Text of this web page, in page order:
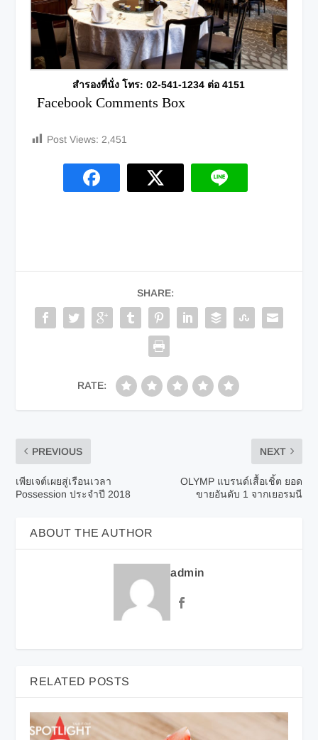
สำรองที่นั่ง โทร: 02-541-1234 ต่อ 4151
Facebook Comments Box
Post Views: 2,451
SHARE:
RATE:
PREVIOUS
เพียเจต์เผยสู่เรือนเวลา
Possession ประจำปี 2018
NEXT
OLYMP แบรนด์เสื้อเชิ้ต ยอด
ขายอันดับ 1 จากเยอรมนี
ABOUT THE AUTHOR
admin
RELATED POSTS